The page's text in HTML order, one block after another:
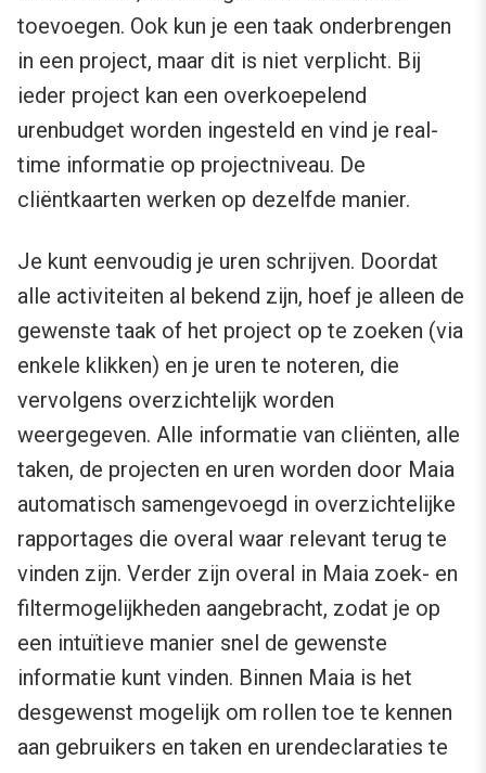
toevoegen. Ook kun je een taak onderbrengen
in een project, maar dit is niet verplicht. Bij
ieder project kan een overkoepelend
urenbudget worden ingesteld en vind je real-
time informatie op projectniveau. De
cliëntkaarten werken op dezelfde manier.
Je kunt eenvoudig je uren schrijven. Doordat
alle activiteiten al bekend zijn, hoef je alleen de
gewenste taak of het project op te zoeken (via
enkele klikken) en je uren te noteren, die
vervolgens overzichtelijk worden
weergegeven. Alle informatie van cliënten, alle
taken, de projecten en uren worden door Maia
automatisch samengevoegd in overzichtelijke
rapportages die overal waar relevant terug te
vinden zijn. Verder zijn overal in Maia zoek- en
filtermogelijkheden aangebracht, zodat je op
een intuïtieve manier snel de gewenste
informatie kunt vinden. Binnen Maia is het
desgewenst mogelijk om rollen toe te kennen
aan gebruikers en taken en urendeclaraties te